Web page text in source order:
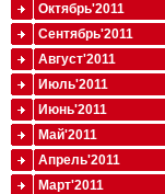
Октябрь'2011
Сентябрь'2011
Август'2011
Июль'2011
Июнь'2011
Май'2011
Апрель'2011
Март'2011